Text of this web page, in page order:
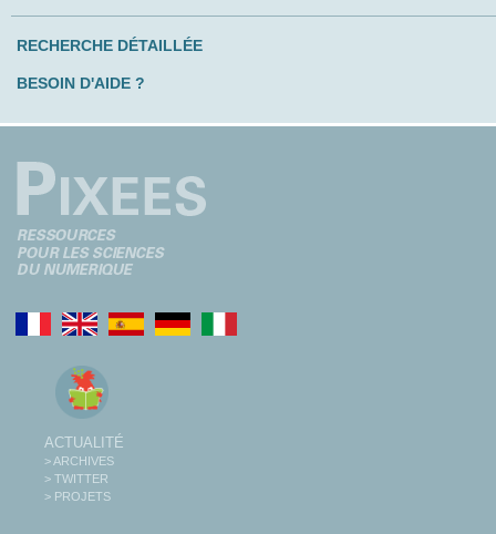
RECHERCHE DÉTAILLÉE
BESOIN D'AIDE ?
ACTUALITÉ
> ARCHIVES
> TWITTER
> PROJETS